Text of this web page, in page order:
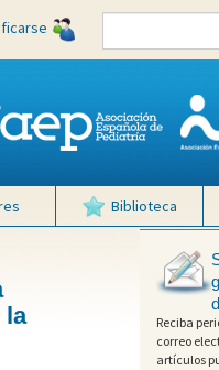
Biblioteca
la
Reciba
correo
artículos